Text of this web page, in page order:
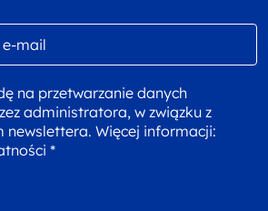
na przetwarzanie danych
administratora, w związku z
newslettera. Więcej informacji:
*